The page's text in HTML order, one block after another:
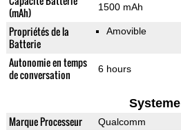
(mAh)
1500 mAh
Propriétés de la
Batterie
Amovible
Autonomie en temps
de conversation
6 hours
Systeme
Marque Processeur Qualcomm